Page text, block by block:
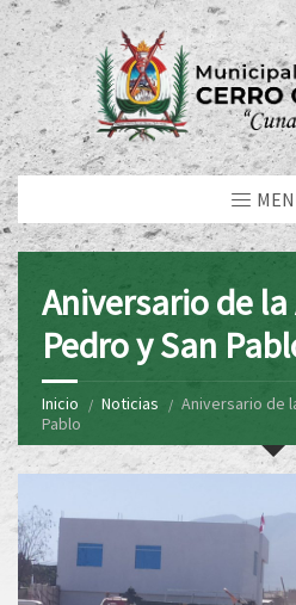
Aniversario de la
Pedro y San
Inicio Noticias
Aniversario de
Pablo